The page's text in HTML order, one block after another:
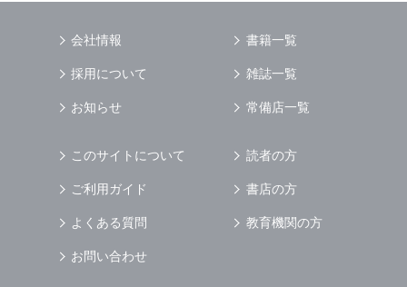
会社情報
採用について
お知らせ
書籍一覧
雑誌一覧
常備店一覧
このサイトについて
ご利用ガイド
よくある質問
お問い合わせ
読者の方
書店の方
教育機関の方